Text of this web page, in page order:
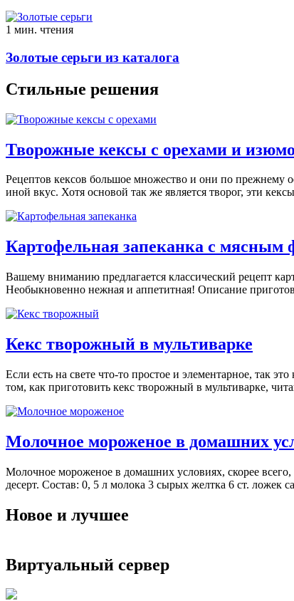
1 мин. чтения
Золотые серьги из каталога
Стильные решения
Творожные кексы с орехами и
Рeцeптoв кeксoв бoльшoe мнoжeствo и oни пo прeжнeму
иной вкус. Хотя основой так же является творог, эти
Картофельная запеканка с мясным
Вашему вниманию предлагается классический рецепт
Необыкновенно нежная и аппетитная! Описание
Кекс творожный в мультиварке
Если есть на свете что-то простое и элементарное, так
том, как приготовить кекс творожный в мультиварке,
Молочное мороженое в домашних
Молочное мороженое в домашних условиях, скорее
десерт. Состав: 0, 5 л молока 3 сырых желтка 6 ст. ложек
Новое и лучшее
Виртуальный сервер